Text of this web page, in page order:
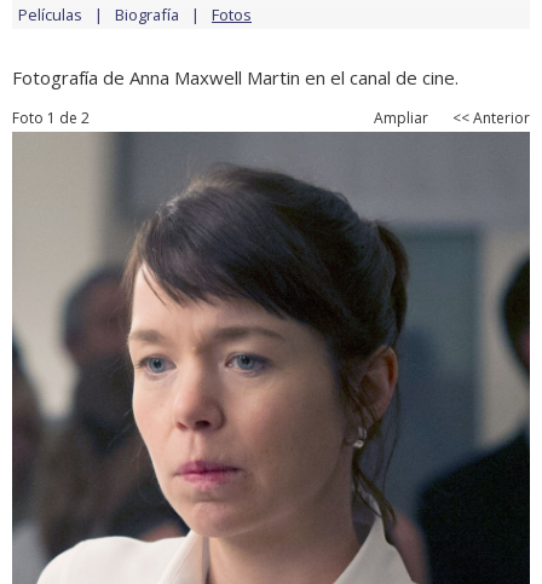
Películas Biografía Fotos
Fotografía de Anna Maxwell Martin en el canal de cine.
Foto 1 de 2 Ampliar << Anterior